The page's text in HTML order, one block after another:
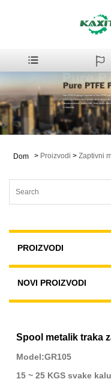
Dom > Proizvodi > Zaptivni
PROIZVODI
NOVI PROIZVODI
Spool metalik traka
Model:GR105
15 ~ 25 KGS svake